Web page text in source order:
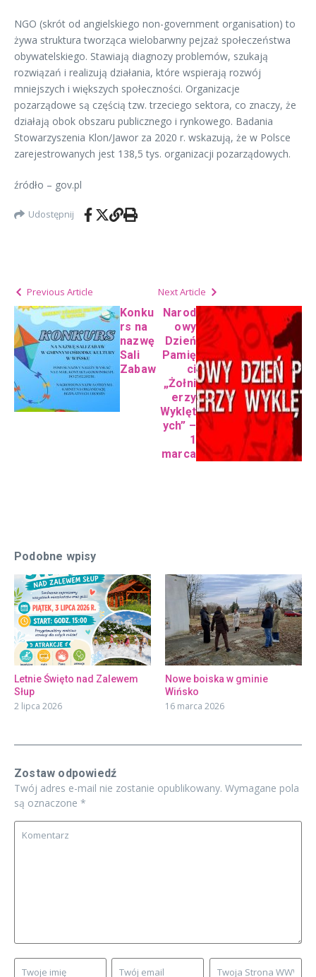
NGO (skrót od angielskiego non-government organisation) to
żywa struktura tworząca wielobarwny pejzaż społeczeństwa
obywatelskiego. Stawiają diagnozy problemów, szukają
rozwiązań i realizują działania, które wspierają rozwój
mniejszych i większych społeczności. Organizacje
pozarządowe są częścią tzw. trzeciego sektora, co znaczy, że
działają obok obszaru publicznego i rynkowego. Badania
Stowarzyszenia Klon/Jawor za 2020 r. wskazują, że w Polsce
zarejestrowanych jest 138,5 tys. organizacji pozarządowych.
źródło – gov.pl
Udostępnij
Previous Article
Konku
rs na
nazwę
Sali
Zabaw
Next Article
Narod
owy
Dzień
Pamię
ci
„Żołni
erzy
Wyklęt
ych” –
1
marca
Podobne wpisy
Letnie Święto nad Zalewem
Słup
2 lipca 2026
Nowe boiska w gminie
Wińsko
16 marca 2026
Zostaw odpowiedź
Twój adres e-mail nie zostanie opublikowany. Wymagane pola
są oznaczone *